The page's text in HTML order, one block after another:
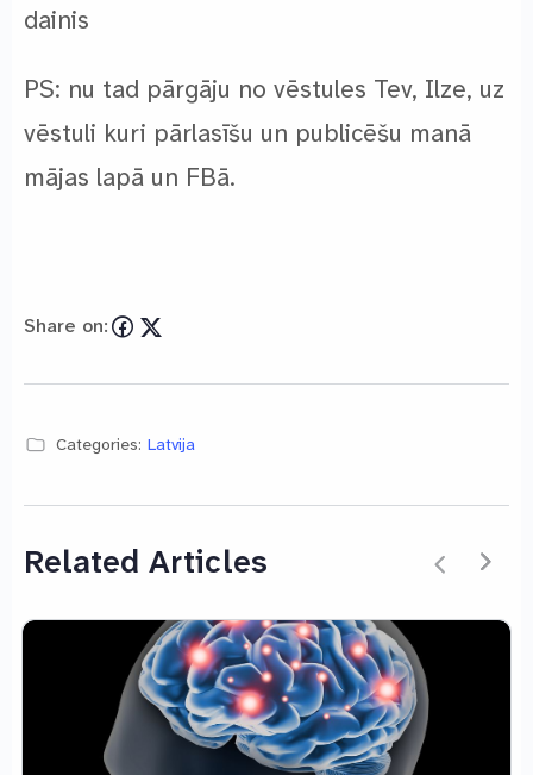
dainis
PS: nu tad pārgāju no vēstules Tev, Ilze, uz
vēstuli kuri pārlasīšu un publicēšu manā
mājas lapā un FBā.
Share on:
Categories: Latvija
Related Articles